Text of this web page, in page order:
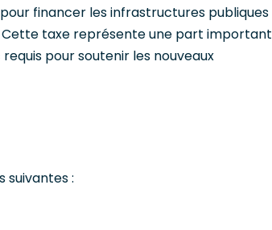
financer les infrastructures publiques
taxe représente une part
pour soutenir les nouveaux
suivantes :